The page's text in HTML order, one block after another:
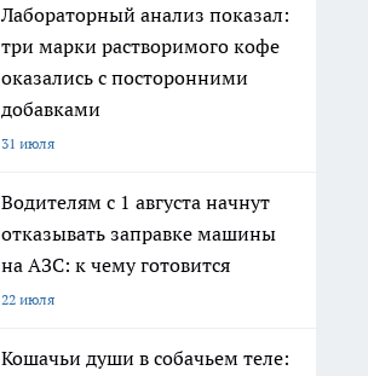
Лабораторный анализ показал:
три марки растворимого кофе
оказались с посторонними
добавками
31 июля
Водителям с 1 августа начнут
отказывать заправке машины
на АЗС: к чему готовится
22 июля
Кошачьи души в собачьем теле: